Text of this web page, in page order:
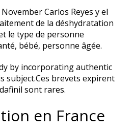
Carlos Reyes y el
de la déshydratation
le type de personne
bébé, personne âgée.
by incorporating authentic
subject.Ces brevets expirent
sont rares.
en France